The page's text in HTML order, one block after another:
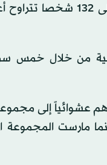
من خلال خمس
عشوائياً إلى